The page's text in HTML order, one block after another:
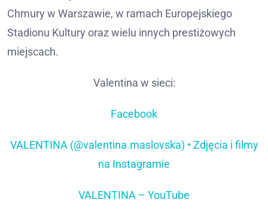
Chmury w Warszawie, w ramach Europejskiego
Stadionu Kultury oraz wielu innych prestiżowych
miejscach.
Valentina w sieci:
Facebook
VALENTINA (@valentina.maslovska) • Zdjęcia i filmy
na Instagramie
VALENTINA – YouTube